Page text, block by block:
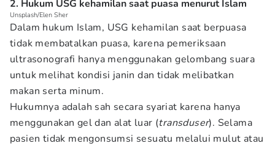
2. Hukum USG kehamilan saat puasa menurut Islam
Unsplash/Elen Sher
Dalam hukum Islam, USG kehamilan saat berpuasa
tidak membatalkan puasa, karena pemeriksaan
ultrasonografi hanya menggunakan gelombang suara
untuk melihat kondisi janin dan tidak melibatkan
makan serta minum.
Hukumnya adalah sah secara syariat karena hanya
menggunakan gel dan alat luar (transduser). Selama
pasien tidak mengonsumsi sesuatu melalui mulut atau